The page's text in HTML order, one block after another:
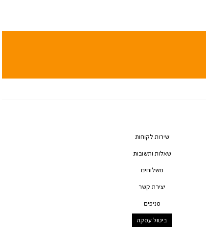
שירות לקוחות
שאלות ותשובות
משלוחים
יצירת קשר
סניפים
ביטול עסקה